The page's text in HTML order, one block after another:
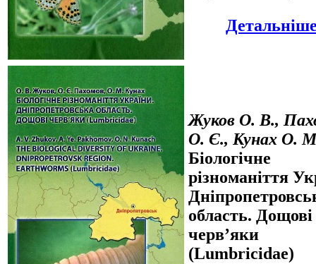
Жуков О. В.,
О. Є., Кунах О.
Біологічне
різноманіття
область. Дощові
черв’яки
(Lumbricidae)